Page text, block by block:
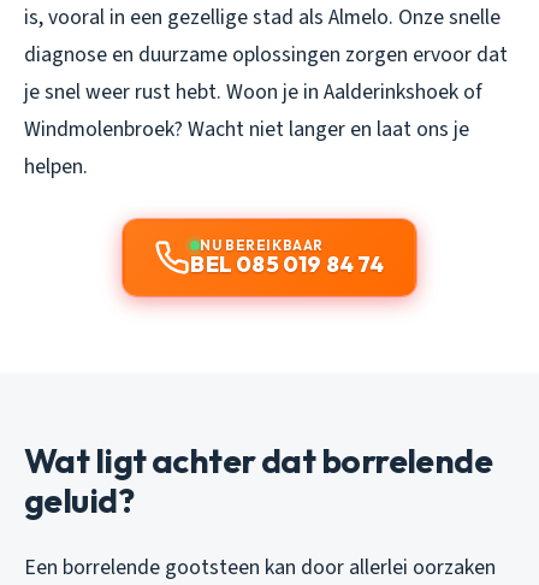
is, vooral in een gezellige stad als Almelo. Onze snelle
diagnose en duurzame oplossingen zorgen ervoor dat
je snel weer rust hebt. Woon je in Aalderinkshoek of
Windmolenbroek? Wacht niet langer en laat ons je
helpen.
NU BEREIKBAAR
BEL 085 019 84 74
Wat ligt achter dat borrelende
geluid?
Een borrelende gootsteen kan door allerlei oorzaken